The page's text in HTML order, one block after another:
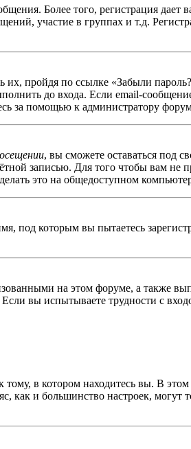
Более того, регистрация
участие в группах и т.д.
их, пройдя по ссылке «Забыли
до входа. Если email-
за помощью к администратору
, вы сможете оставаться под
записью. Для того чтобы вам не
это на общедоступном
под которым вы пытаетесь
на этом форуме, а также
вы испытываете трудности с
в котором находитесь вы. В
как и большинство настроек, могут